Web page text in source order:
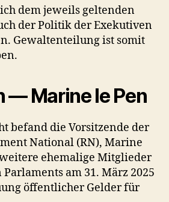
dem jeweils geltenden
der Politik der Exekutiven
Gewaltenteilung ist somit
— Marine le Pen
befand die Vorsitzende der
National (RN), Marine
ehemalige Mitglieder
Parlaments am 31. März 2025
öffentlicher Gelder für